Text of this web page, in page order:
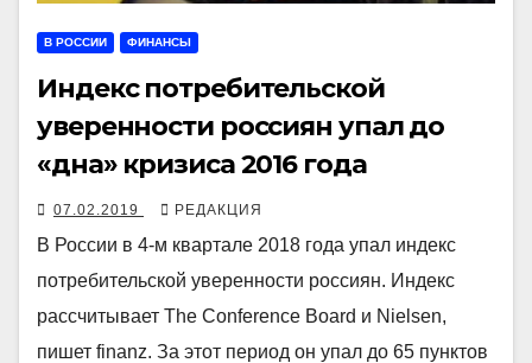
В РОССИИ ФИНАНСЫ
Индекс потребительской
уверенности россиян упал до
«дна» кризиса 2016 года
07.02.2019 РЕДАКЦИЯ
В России в 4-м квартале 2018 года упал индекс
потребительской уверенности россиян. Индекс
рассчитывает The Conference Board и Nielsen,
пишет finanz. За этот период он упал до 65 пунктов